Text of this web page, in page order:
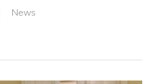
News